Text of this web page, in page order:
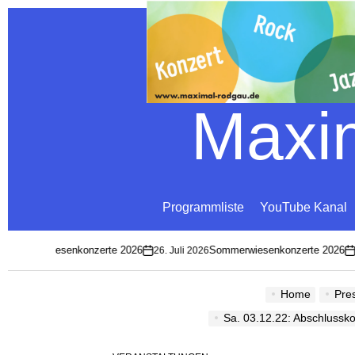
Programmliste YouTube Kanal
2026on
26. Juli 2026Sommerwiesenkonzerte 2026on
Home
Sa. 03.12.22: